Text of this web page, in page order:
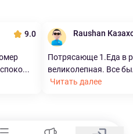
9.0 Raushan
Потрясающе 1.Еда в
великолепная. Все
Читать далее